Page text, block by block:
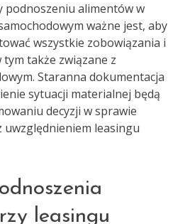
podnoszeniu alimentów w
ważne jest, aby
wszystkie zobowiązania i
także związane z
Staranna dokumentacja
sytuacji materialnej będą
decyzji w sprawie
leasingu
leasingu